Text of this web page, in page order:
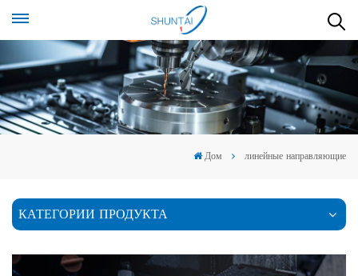
Дом линейные направляющие
КАТЕГОРИИ ПРОДУКТА